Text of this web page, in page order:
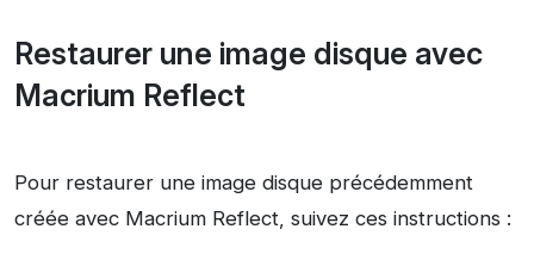
Restaurer une image disque avec
Macrium Reflect
Pour restaurer une image disque précédemment
créée avec Macrium Reflect, suivez ces instructions :